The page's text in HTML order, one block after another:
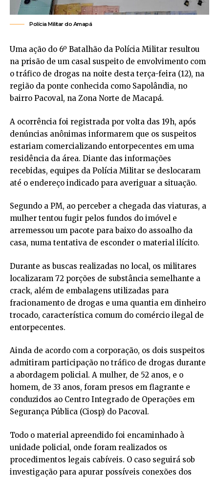
Polícia Militar do Amapá
Uma ação do 6º Batalhão da Polícia Militar resultou
na prisão de um casal suspeito de envolvimento com
o tráfico de drogas na noite desta terça-feira (12), na
região da ponte conhecida como Sapolândia, no
bairro Pacoval, na Zona Norte de Macapá.
A ocorrência foi registrada por volta das 19h, após
denúncias anônimas informarem que os suspeitos
estariam comercializando entorpecentes em uma
residência da área. Diante das informações
recebidas, equipes da Polícia Militar se deslocaram
até o endereço indicado para averiguar a situação.
Segundo a PM, ao perceber a chegada das viaturas, a
mulher tentou fugir pelos fundos do imóvel e
arremessou um pacote para baixo do assoalho da
casa, numa tentativa de esconder o material ilícito.
Durante as buscas realizadas no local, os militares
localizaram 72 porções de substância semelhante a
crack, além de embalagens utilizadas para
fracionamento de drogas e uma quantia em dinheiro
trocado, característica comum do comércio ilegal de
entorpecentes.
Ainda de acordo com a corporação, os dois suspeitos
admitiram participação no tráfico de drogas durante
a abordagem policial. A mulher, de 52 anos, e o
homem, de 33 anos, foram presos em flagrante e
conduzidos ao Centro Integrado de Operações em
Segurança Pública (Ciosp) do Pacoval.
Todo o material apreendido foi encaminhado à
unidade policial, onde foram realizados os
procedimentos legais cabíveis. O caso seguirá sob
investigação para apurar possíveis conexões dos